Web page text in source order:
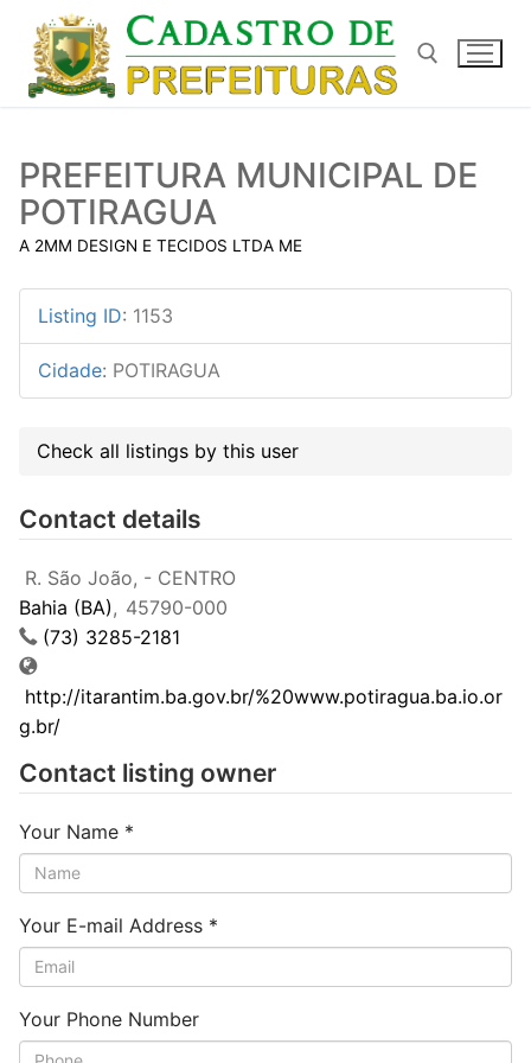
para
conteúdo
PREFEITURA MUNICIPAL DE
POTIRAGUA
A 2MM DESIGN E TECIDOS LTDA ME
Listing ID: 1153
Cidade: POTIRAGUA
Check all listings by this user
Contact details
R. São João, - CENTRO
Bahia (BA), 45790-000
(73) 3285-2181
http://itarantim.ba.gov.br/%20www.potiragua.ba.io.or
g.br/
Contact listing owner
Your Name *
Your E-mail Address *
Your Phone Number